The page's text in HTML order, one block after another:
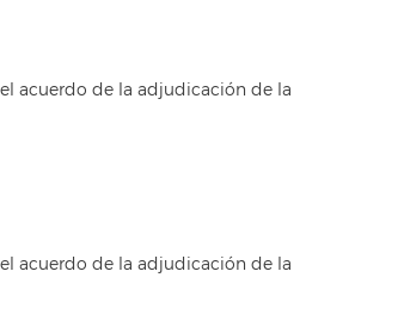
acuerdo de la adjudicación de la
acuerdo de la adjudicación de la